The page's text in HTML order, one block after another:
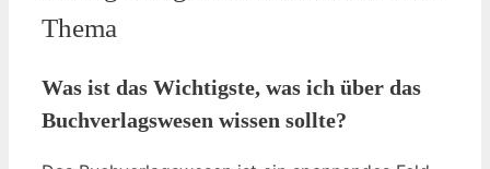
Thema
Was ist das Wichtigste, was ich über das
Buchverlagswesen wissen sollte?